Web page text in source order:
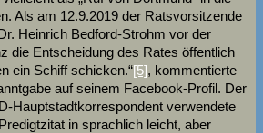
Als am 12.9.2019 der Ratsvorsitzende
Heinrich Bedford-Strohm vor der
die Entscheidung des Rates öffentlich
ein Schiff schicken.“[5], kommentierte
auf seinem Facebook-Profil. Der
Hauptstadtkorrespondent verwendete
in sprachlich leicht, aber